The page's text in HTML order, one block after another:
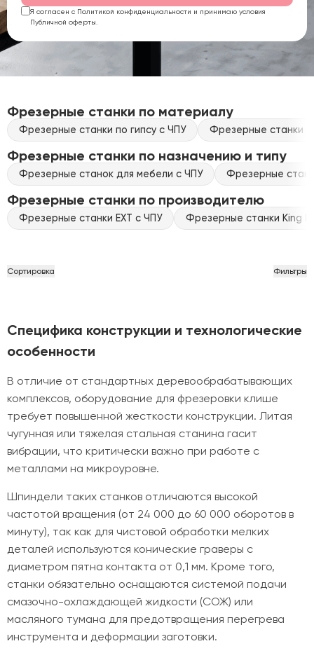
Я согласен с Политикой конфиденциальности и принимаю условия
Публичной оферты.
Фрезерные станки по материалу
Фрезерные станки по гипсу с ЧПУ Фрезерные станки
Фрезерные станки по назначению и типу
Фрезерные станок для мебели с ЧПУ Фрезерные
Фрезерные станки по производителю
Фрезерные станки EXT с ЧПУ Фрезерные станки King
Сортировка Фильтры
Специфика конструкции и технологические
особенности
В отличие от стандартных деревообрабатывающих
комплексов, оборудование для фрезеровки клише
требует повышенной жесткости конструкции. Литая
чугунная или тяжелая стальная станина гасит
вибрации, что критически важно при работе с
металлами на микроуровне.
Шпиндели таких станков отличаются высокой
частотой вращения (от 24 000 до 60 000 оборотов в
минуту), так как для чистовой обработки мелких
деталей используются конические граверы с
диаметром пятна контакта от 0,1 мм. Кроме того,
станки обязательно оснащаются системой подачи
смазочно-охлаждающей жидкости (СОЖ) или
масляного тумана для предотвращения перегрева
инструмента и деформации заготовки.